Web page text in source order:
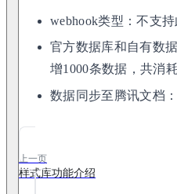
webhook类型：不支
官方数据库和自有数
增1000条数据，共消耗
数据同步至腾讯文档
上一页
样式库功能介绍